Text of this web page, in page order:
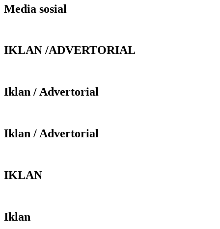
Media sosial
IKLAN /ADVERTORIAL
Iklan / Advertorial
Iklan / Advertorial
IKLAN
Iklan